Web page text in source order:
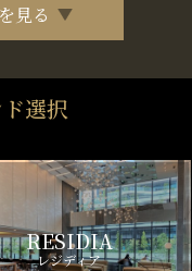
見る
選択
RESIDIA
レジディア